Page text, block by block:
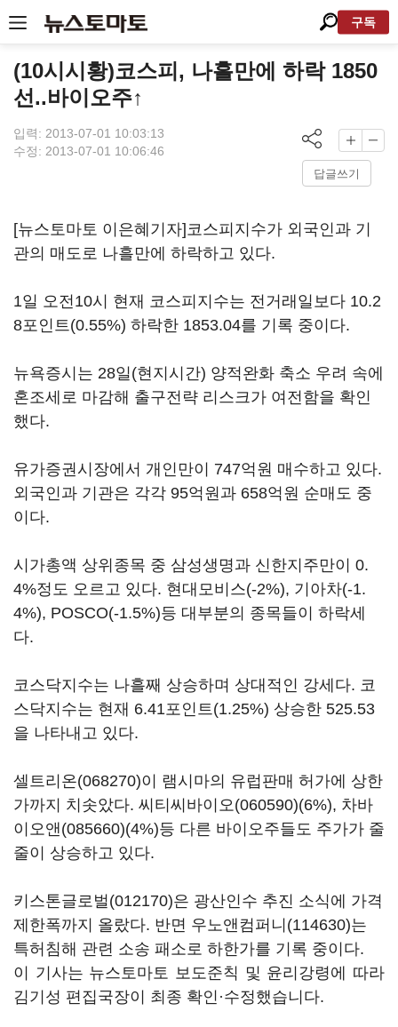
구독
(10시시황)코스피, 나흘만에 하락 1850
선..바이오주↑
입력: 2013-07-01 10:03:13
수정: 2013-07-01 10:06:46
답글쓰기
[뉴스토마토 이은혜기자]코스피지수가 외국인과 기
관의 매도로 나흘만에 하락하고 있다.
1일 오전10시 현재 코스피지수는 전거래일보다 10.2
8포인트(0.55%) 하락한 1853.04를 기록 중이다.
뉴욕증시는 28일(현지시간) 양적완화 축소 우려 속에
혼조세로 마감해 출구전략 리스크가 여전함을 확인
했다.
유가증권시장에서 개인만이 747억원 매수하고 있다.
외국인과 기관은 각각 95억원과 658억원 순매도 중
이다.
시가총액 상위종목 중 삼성생명과 신한지주만이 0.
4%정도 오르고 있다. 현대모비스(-2%), 기아차(-1.
4%), POSCO(-1.5%)등 대부분의 종목들이 하락세
다.
코스닥지수는 나흘째 상승하며 상대적인 강세다. 코
스닥지수는 현재 6.41포인트(1.25%) 상승한 525.53
을 나타내고 있다.
셀트리온(068270)이 램시마의 유럽판매 허가에 상한
가까지 치솟았다. 씨티씨바이오(060590)(6%), 차바
이오앤(085660)(4%)등 다른 바이오주들도 주가가 줄
줄이 상승하고 있다.
키스톤글로벌(012170)은 광산인수 추진 소식에 가격
제한폭까지 올랐다. 반면 우노앤컴퍼니(114630)는
특허침해 관련 소송 패소로 하한가를 기록 중이다.
이 기사는 뉴스토마토 보도준칙 및 윤리강령에 따라
김기성 편집국장이 최종 확인·수정했습니다.